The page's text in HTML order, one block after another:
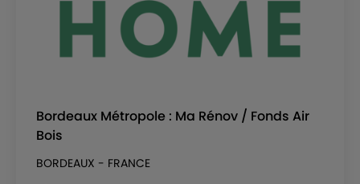
Bordeaux Métropole : Ma Rénov / Fonds Air
Bois
BORDEAUX - FRANCE